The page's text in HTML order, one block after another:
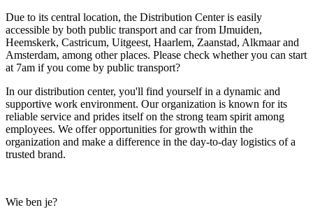
Due to its central location, the Distribution Center is easily
accessible by both public transport and car from IJmuiden,
Heemskerk, Castricum, Uitgeest, Haarlem, Zaanstad, Alkmaar and
Amsterdam, among other places. Please check whether you can start
at 7am if you come by public transport?
In our distribution center, you'll find yourself in a dynamic and
supportive work environment. Our organization is known for its
reliable service and prides itself on the strong team spirit among
employees. We offer opportunities for growth within the
organization and make a difference in the day-to-day logistics of a
trusted brand.
Wie ben je?